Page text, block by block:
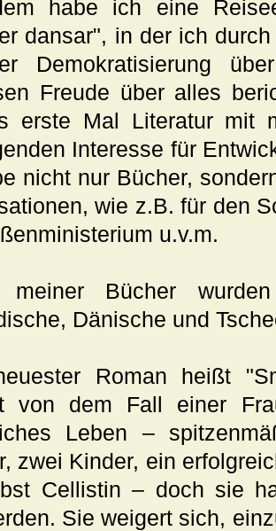
habe ich eine
dansar", in der ich
Demokratisierung
Freude über alles
erste Mal Literatur mit
Interesse für
nicht nur Bücher,
wie z.B. für den
u.v.m.
meiner Bücher
Dänische und
Roman heißt
von dem Fall einer
Leben –
zwei Kinder, ein
Cellistin – doch sie
Sie weigert sich,